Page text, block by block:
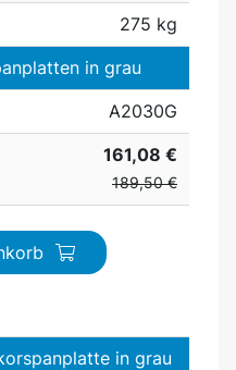
275 kg
in grau
A2030G
161,08 €
189,50 €
in grau